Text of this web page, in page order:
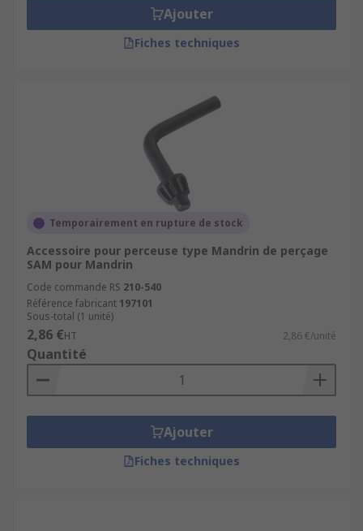
Ajouter
Fiches techniques
Temporairement en rupture de stock
Accessoire pour perceuse type Mandrin de perçage
SAM pour Mandrin
Code commande RS 210-540
Référence fabricant 197101
Sous-total (1 unité)
2,86 €HT 2,86 €/unité
Quantité
Ajouter
Fiches techniques